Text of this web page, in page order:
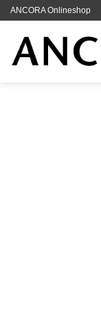
Zum
springen
ANCORA Onlineshop